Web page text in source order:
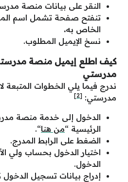
النقر على بيانات منصة
تنفتح صفحة تشمل اسم
الخاص به.
نسخ الإيميل المطلوب.
كيف اطلع إيميل منصة
مدرستي
ندرج فيما يلي الخطوات المتبعة
مدرستي: [2]
الدخول إلى خدمة منصة
الرئيسية “من هنا“.
الضغط على الرابط المدرج.
اختيار الدخول بحساب ولي
الدخول.
إدراج بيانات تسجيل الدخول